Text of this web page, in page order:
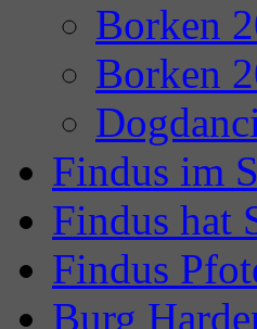
Borken
Borken
Findus im
Findus hat
Findus
Burg